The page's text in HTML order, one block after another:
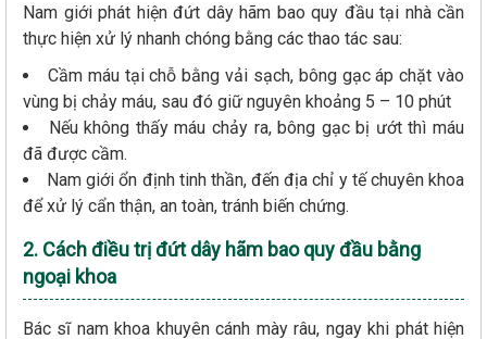
Nam giới phát hiện đứt dây hãm bao quy đầu tại nhà cần
thực hiện xử lý nhanh chóng bằng các thao tác sau:
Cầm máu tại chỗ bằng vải sạch, bông gạc áp chặt vào
vùng bị chảy máu, sau đó giữ nguyên khoảng 5 – 10 phút
Nếu không thấy máu chảy ra, bông gạc bị ướt thì máu
đã được cầm.
Nam giới ổn định tinh thần, đến địa chỉ y tế chuyên khoa
để xử lý cẩn thận, an toàn, tránh biến chứng.
2. Cách điều trị đứt dây hãm bao quy đầu bằng
ngoại khoa
Bác sĩ nam khoa khuyên cánh mày râu, ngay khi phát hiện